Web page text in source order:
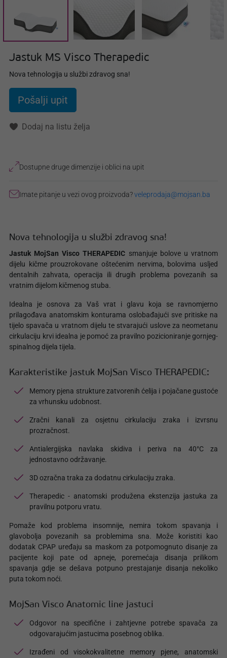
Jastuk MS Visco Therapedic
Nova tehnologija u službi zdravog sna!
Pošalji upit
Dodaj na listu želja
Dostupne druge dimenzije i oblici na upit
Imate pitanje u vezi ovog proizvoda?veleprodaja@mojsan.ba
Nova tehnologija u službi zdravog sna!
Jastuk MojSan Visco THERAPEDIC smanjuje bolove u vratnom
dijelu kičme prouzrokovane oštećenim nervima, bolovima usljed
dentalnih zahvata, operacija ili drugih problema povezanih sa
vratnim dijelom kičmenog stuba.
Idealna je osnova za Vaš vrat i glavu koja se ravnomjerno
prilagođava anatomskim konturama oslobađajući sve pritiske na
tijelo spavača u vratnom dijelu te stvarajući uslove za neometanu
cirkulaciju krvi idealna je pomoć za pravilno pozicioniranje gornjeg-
spinalnog dijela tijela.
Karakteristike jastuk MojSan Visco THERAPEDIC:
Memory pjena strukture zatvorenih ćelija i pojačane gustoće
za vrhunsku udobnost.
Zračni kanali za osjetnu cirkulaciju zraka i izvrsnu
prozračnost.
Antialergijska navlaka skidiva i periva na 40°C za
jednostavno održavanje.
3D ozračna traka za dodatnu cirkulaciju zraka.
Therapedic - anatomski produžena ekstenzija jastuka za
pravilnu potporu vratu.
Pomaže kod problema insomnije, nemira tokom spavanja i
glavobolja povezanih sa problemima sna. Može koristiti kao
dodatak CPAP uređaju sa maskom za potpomognuto disanje za
pacijente koji pate od apneje, poremećaja disanja prilikom
spavanja gdje se dešava potpuno prestajanje disanja nekoliko
puta tokom noći.
MojSan Visco Anatomic line jastuci
Odgovor na specifične i zahtjevne potrebe spavača za
odgovarajućim jastucima posebnog oblika.
Izrađeni od visokokvalitetne memory pjene, anatomski